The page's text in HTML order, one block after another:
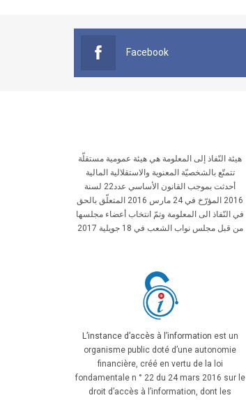
Facebook
هيئة النّفاذ إلى المعلومة هي هيئة عمومية مستقلّة
تتمتّع بالشخصيّة المعنوية والاستقلالية المالية
أحدثت بموجب القانون الأساسي عدد22 لسنة
2016 المؤرّخ في 24 مارس 2016 المتعلّق بالحق
في النّفاذ الى المعلومة وتمّ انتخاب أعضاء مجلسها
من قبل مجلس نواب الشعب في 18 جويلية 2017
L’instance d’accès à l’information est un
organisme public doté d’une autonomie
financière, créé en vertu de la loi
fondamentale n ° 22 du 24 mars 2016 sur le
droit d’accès à l’information, dont les